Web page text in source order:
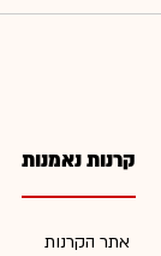
קרנות נאמנות
אתר הקרנות